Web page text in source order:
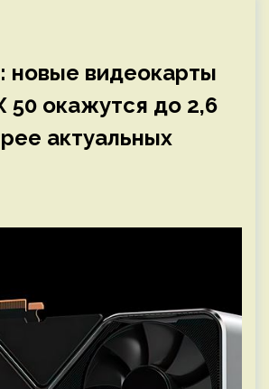
новые видеокарты
50 окажутся до 2,6
актуальных